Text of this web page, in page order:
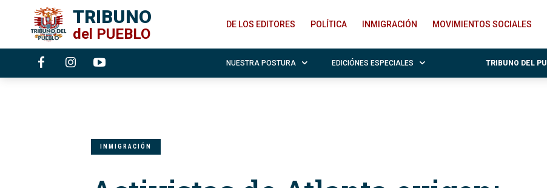
TRIBUNO
del PUEBLO
DE LOS EDITORES POLÍTICA INMIGRACIÓN MOVIMIENTOS SOCIALES
NUESTRA POSTURA EDICIÓNES ESPECIALES TRIBUNO DEL
INMIGRACIÓN